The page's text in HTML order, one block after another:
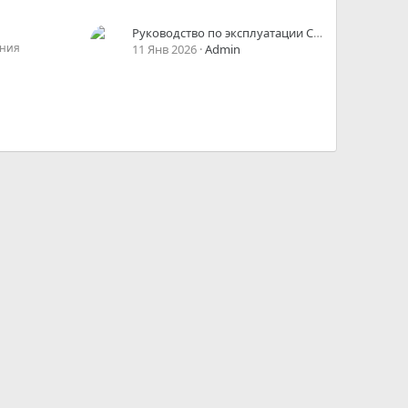
Руководство по эксплуатации Changan Eado Plus
11 Янв 2026 Admin